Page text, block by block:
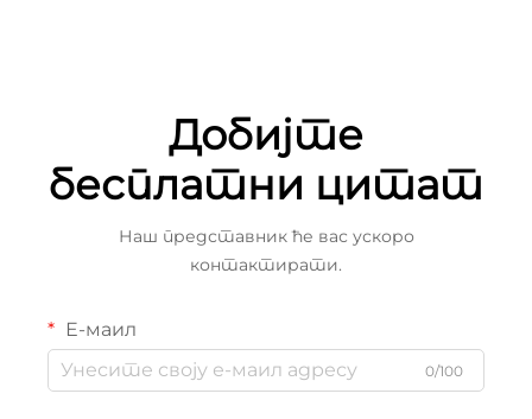
Добијте
бесплатни цитат
Наш представник ће вас ускоро
контактирати.
Е-маил
0/100